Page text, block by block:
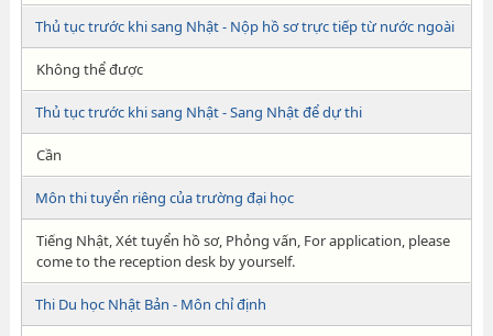
Thủ tục trước khi sang Nhật - Nộp hồ sơ trực tiếp từ nước ngoài
Không thể được
Thủ tục trước khi sang Nhật - Sang Nhật để dự thi
Cần
Môn thi tuyển riêng của trường đại học
Tiếng Nhật, Xét tuyển hồ sơ, Phỏng vấn, For application, please
come to the reception desk by yourself.
Thi Du học Nhật Bản - Môn chỉ định